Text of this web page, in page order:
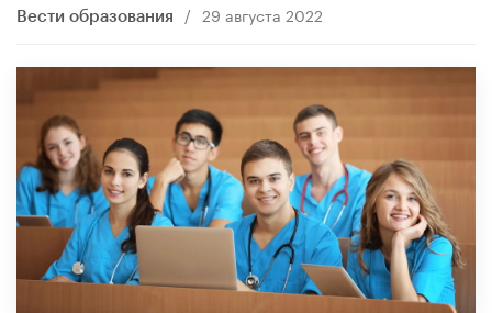
Вести образования / 29 августа 2022